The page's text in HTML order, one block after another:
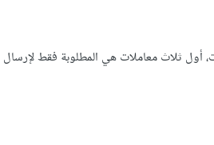
حتى 5 معاملات، أول ثلاث معاملات هي المطلوبة فقط لإرسال